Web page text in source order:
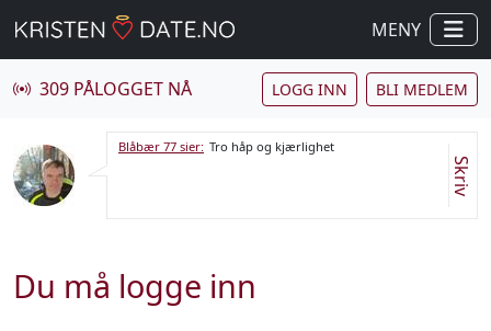
MENY
309 PÅLOGGET NÅ LOGG INN BLI MEDLEM
Blåbær 77 sier: Tro håp og kjærlighet
Skriv
Du må logge inn